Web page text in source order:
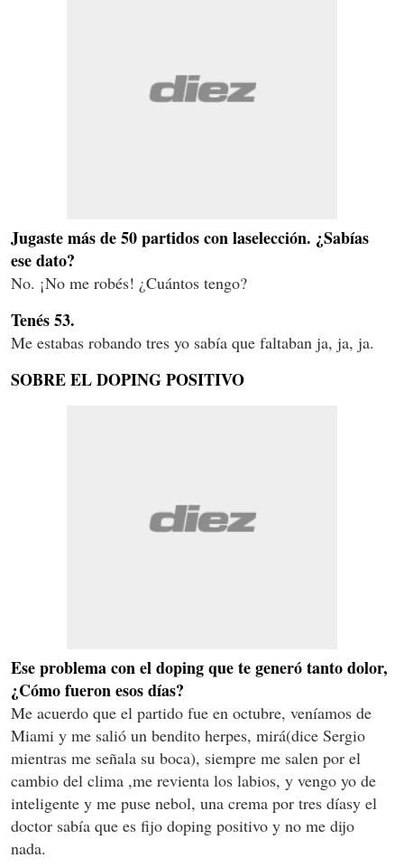
Jugaste más de 50 partidos con laselección. ¿Sabías
ese dato?
No. ¡No me robés! ¿Cuántos tengo?
Tenés 53.
Me estabas robando tres yo sabía que faltaban ja, ja, ja.
SOBRE EL DOPING POSITIVO
Ese problema con el doping que te generó tanto dolor,
¿Cómo fueron esos días?
Me acuerdo que el partido fue en octubre, veníamos de
Miami y me salió un bendito herpes, mirá(dice Sergio
mientras me señala su boca), siempre me salen por el
cambio del clima ,me revienta los labios, y vengo yo de
inteligente y me puse nebol, una crema por tres díasy el
doctor sabía que es fijo doping positivo y no me dijo
nada.